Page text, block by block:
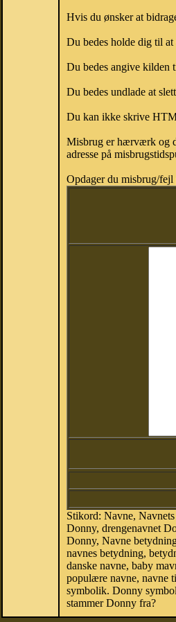
Hvis du ønsker at
Du bedes holde dig til
Du bedes angive kilden
Du bedes undlade at
Du kan ikke skrive
Misbrug er hærværk og
adresse på
Opdager du misbrug/fejl
Stikord: Navne,
Donny, drengenavnet
Donny, Navne
navnes betydning,
danske navne, baby
populære navne, navne
symbolik. Donny
stammer Donny fra?